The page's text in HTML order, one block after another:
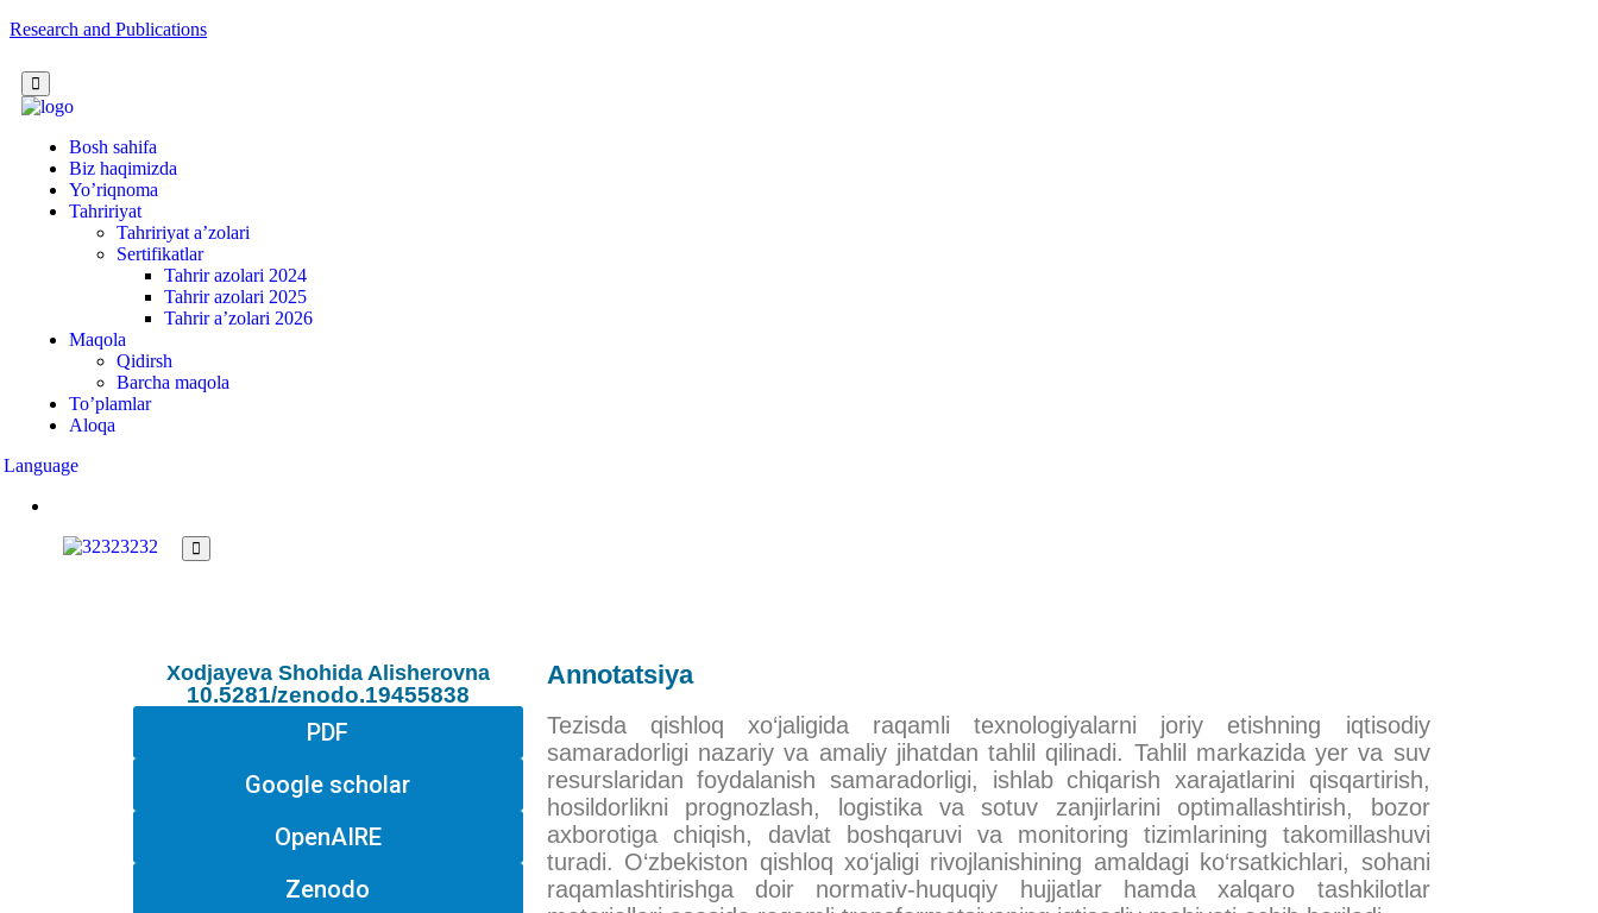
Research and Publications
Bosh sahifa
Biz haqimizda
Yo’riqnoma
Tahririyat
Tahririyat a’zolari
Sertifikatlar
Tahrir azolari 2024
Tahrir azolari 2025
Tahrir a’zolari 2026
Maqola
Qidirsh
Barcha maqola
To’plamlar
Aloqa
Language
Xodjayeva Shohida Alisherovna
10.5281/zenodo.19455838
PDF
Google scholar
OpenAIRE
Zenodo
Annotatsiya
Tezisda qishloq xo‘jaligida raqamli texnologiyalarni joriy etishning iqtisodiy
samaradorligi nazariy va amaliy jihatdan tahlil qilinadi. Tahlil markazida yer va suv
resurslaridan foydalanish samaradorligi, ishlab chiqarish xarajatlarini qisqartirish,
hosildorlikni prognozlash, logistika va sotuv zanjirlarini optimallashtirish, bozor
axborotiga chiqish, davlat boshqaruvi va monitoring tizimlarining takomillashuvi
turadi. O‘zbekiston qishloq xo‘jaligi rivojlanishining amaldagi ko‘rsatkichlari, sohani
raqamlashtirishga doir normativ-huquqiy hujjatlar hamda xalqaro tashkilotlar